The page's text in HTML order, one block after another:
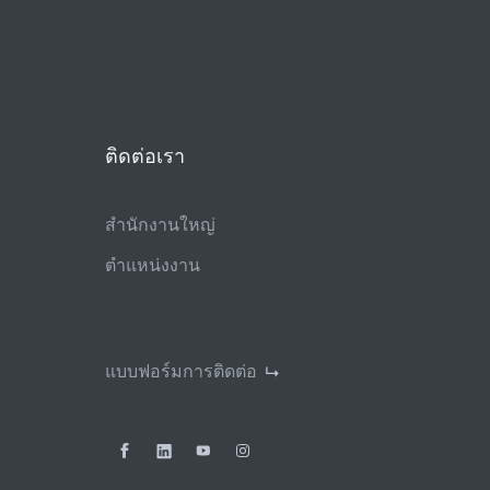
ติดต่อเรา
สํานักงานใหญ่
ตําแหน่งงาน
แบบฟอร์มการติดต่อ